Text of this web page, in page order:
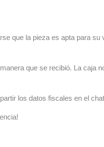
que la pieza es apta para
que se recibió. La caja
los datos fiscales en el